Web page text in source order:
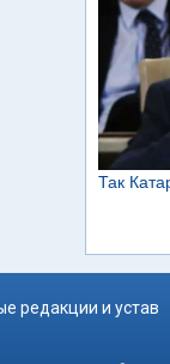
редакции и устав